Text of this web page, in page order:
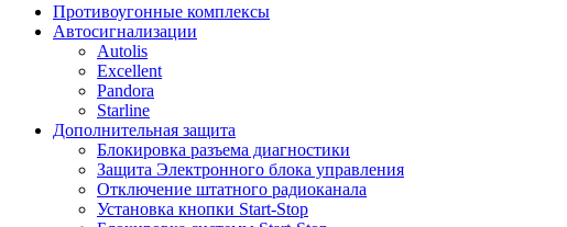
Противоугонные комплексы
Автосигнализации
Autolis
Excellent
Pandora
Starline
Дополнительная защита
Блокировка разъема диагностики
Защита Электронного блока управления
Отключение штатного радиоканала
Установка кнопки Start-Stop